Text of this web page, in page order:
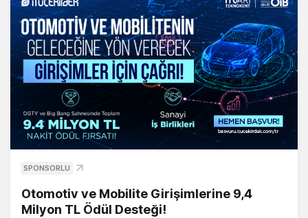
SPONSORLU
Otomotiv ve Mobilite Girişimlerine 9,4
Milyon TL Ödül Desteği!